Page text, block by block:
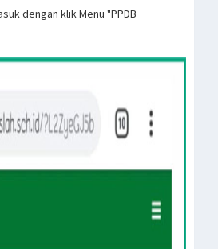
dengan klik Menu "PPDB